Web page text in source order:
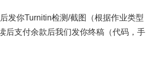
发你Turnitin检测/截图（根据作业类型
后支付余款后我们发你终稿（代码，手